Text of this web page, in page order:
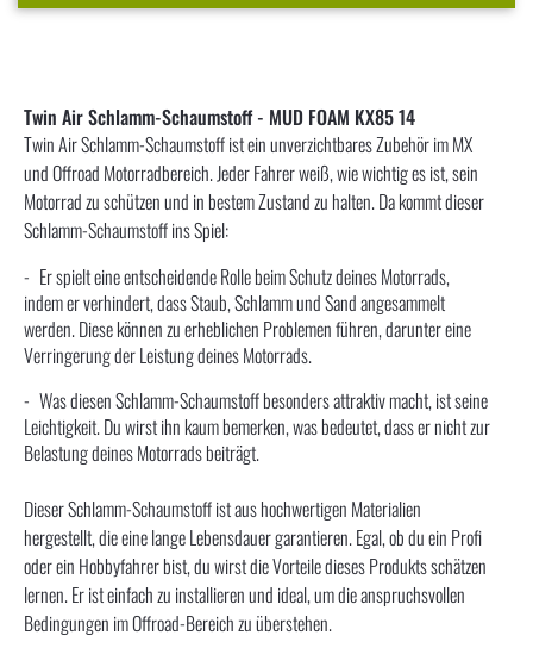
Twin Air Schlamm-Schaumstoff - MUD FOAM KX85 14
Twin Air Schlamm-Schaumstoff ist ein unverzichtbares Zubehör im MX
und Offroad Motorradbereich. Jeder Fahrer weiß, wie wichtig es ist, sein
Motorrad zu schützen und in bestem Zustand zu halten. Da kommt dieser
Schlamm-Schaumstoff ins Spiel:
Er spielt eine entscheidende Rolle beim Schutz deines Motorrads,
indem er verhindert, dass Staub, Schlamm und Sand angesammelt
werden. Diese können zu erheblichen Problemen führen, darunter eine
Verringerung der Leistung deines Motorrads.
Was diesen Schlamm-Schaumstoff besonders attraktiv macht, ist seine
Leichtigkeit. Du wirst ihn kaum bemerken, was bedeutet, dass er nicht zur
Belastung deines Motorrads beiträgt.
Dieser Schlamm-Schaumstoff ist aus hochwertigen Materialien
hergestellt, die eine lange Lebensdauer garantieren. Egal, ob du ein Profi
oder ein Hobbyfahrer bist, du wirst die Vorteile dieses Produkts schätzen
lernen. Er ist einfach zu installieren und ideal, um die anspruchsvollen
Bedingungen im Offroad-Bereich zu überstehen.